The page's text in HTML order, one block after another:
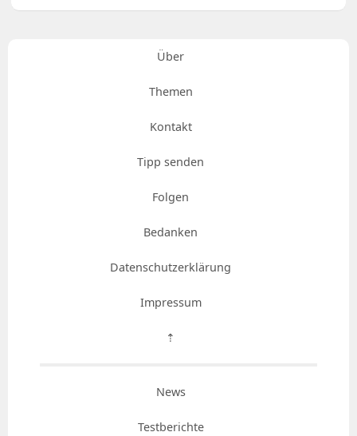
Über
Themen
Kontakt
Tipp senden
Folgen
Bedanken
Datenschutzerklärung
Impressum
⇡
News
Testberichte